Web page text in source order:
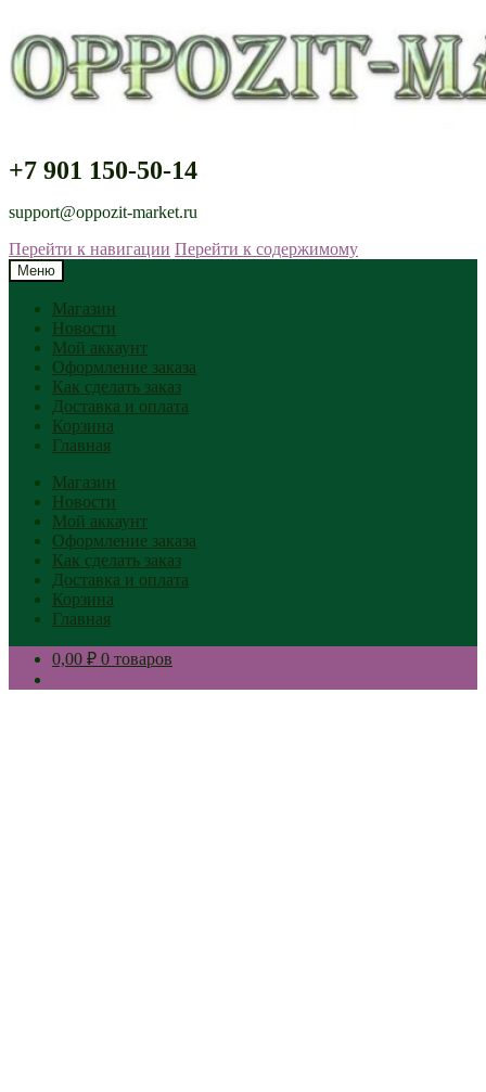
+7 901 150-50-14
support@oppozit-market.ru
Перейти к навигации Перейти к содержимому
Меню
Магазин
Новости
Мой аккаунт
Оформление заказа
Как сделать заказ
Доставка и оплата
Корзина
Главная
Магазин
Новости
Мой аккаунт
Оформление заказа
Как сделать заказ
Доставка и оплата
Корзина
Главная
0,00 ₽ 0 товаров